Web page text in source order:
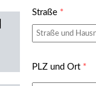
Straße *
PLZ und Ort *